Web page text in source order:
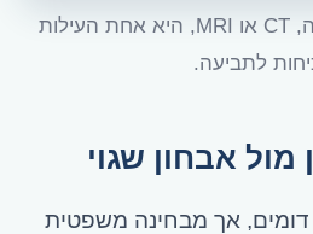
קריאה שגויה של הדמיה, CT או MRI, היא אחת העילות
לתביעה.
מול אבחון שגוי
דומים, אך מבחינה משפטית